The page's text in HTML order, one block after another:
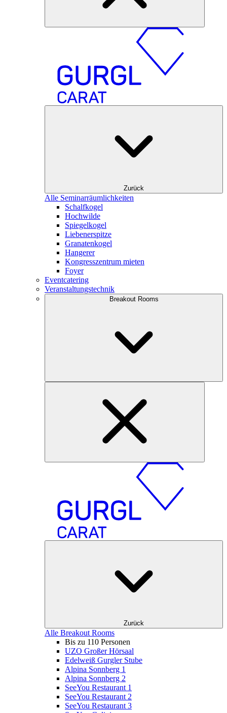
Zurück
Alle Seminarräumlichkeiten
Schalfkogel
Hochwilde
Spiegelkogel
Liebenerspitze
Granatenkogel
Hangerer
Kongresszentrum mieten
Foyer
Eventcatering
Veranstaltungstechnik
Breakout Rooms
Zurück
Alle Breakout Rooms
Bis zu 110 Personen
UZO Großer Hörsaal
Edelweiß Gurgler Stube
Alpina Sonnberg 1
Alpina Sonnberg 2
SeeYou Restaurant 1
SeeYou Restaurant 2
SeeYou Restaurant 3